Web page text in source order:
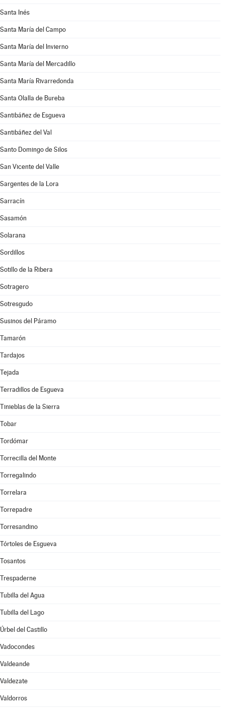
Santa Inés
Santa María del Campo
Santa María del Invierno
Santa María del Mercadillo
Santa María Rivarredonda
Santa Olalla de Bureba
Santibáñez de Esgueva
Santibáñez del Val
Santo Domingo de Silos
San Vicente del Valle
Sargentes de la Lora
Sarracín
Sasamón
Solarana
Sordillos
Sotillo de la Ribera
Sotragero
Sotresgudo
Susinos del Páramo
Tamarón
Tardajos
Tejada
Terradillos de Esgueva
Tinieblas de la Sierra
Tobar
Tordómar
Torrecilla del Monte
Torregalindo
Torrelara
Torrepadre
Torresandino
Tórtoles de Esgueva
Tosantos
Trespaderne
Tubilla del Agua
Tubilla del Lago
Úrbel del Castillo
Vadocondes
Valdeande
Valdezate
Valdorros